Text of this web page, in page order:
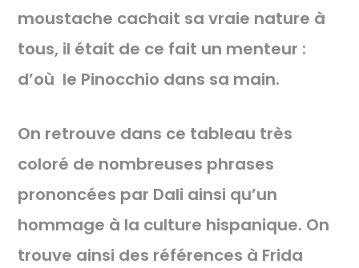
moustache cachait sa vraie nature à
tous, il était de ce fait un menteur :
d’où le Pinocchio dans sa main.
On retrouve dans ce tableau très
coloré de nombreuses phrases
prononcées par Dali ainsi qu’un
hommage à la culture hispanique. On
trouve ainsi des références à Frida